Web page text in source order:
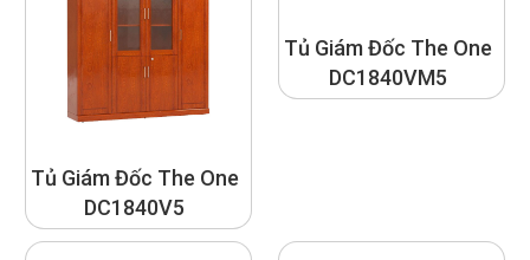
Tủ Giám Đốc The One
DC1840V5
Tủ Giám Đốc The One
DC1840VM5